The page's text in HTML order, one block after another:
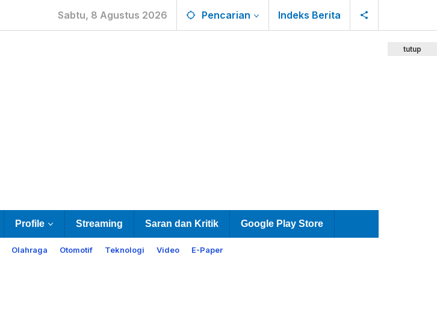
Sabtu, 8 Agustus 2026 Pencarian Indeks Berita
Profile Streaming Saran dan Kritik Google Play Store
Olahraga Otomotif Teknologi Video E-Paper
tutup